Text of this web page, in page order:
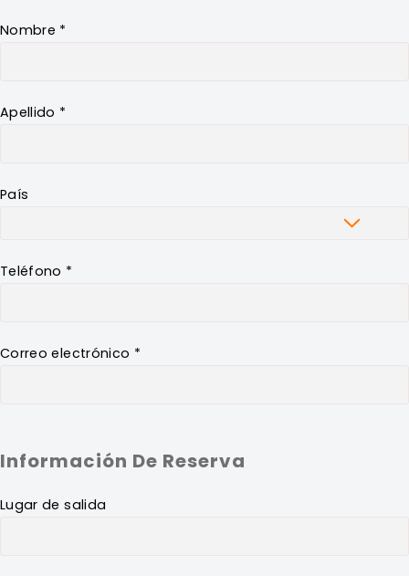
Nombre *
Apellido *
País
Teléfono *
Correo electrónico *
Información De Reserva
Lugar de salida